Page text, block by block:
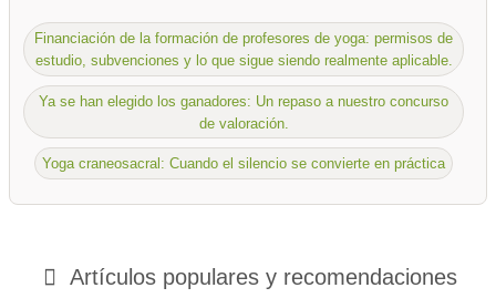
Artículos populares y recomendaciones
Financiación de la formación de profesores de yoga: permisos de
estudio, subvenciones y lo que sigue siendo realmente aplicable.
Ya se han elegido los ganadores: Un repaso a nuestro concurso
de valoración.
Yoga craneosacral: Cuando el silencio se convierte en práctica